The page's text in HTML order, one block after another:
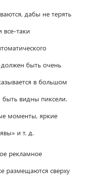
дабы не терять
все-таки
быть очень
в большом
видны пиксели.
моменты, яркие
и т. д.
рекламное
размещаются сверху